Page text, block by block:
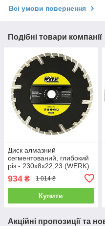
Всі умови повернення
Подібні товари компанії
Диск алмазний
сегментований, глибокий
різ - 230х8х22,23 (WERK)
934 ₴ 1 014 ₴
Купити
Акційні пропозиції та